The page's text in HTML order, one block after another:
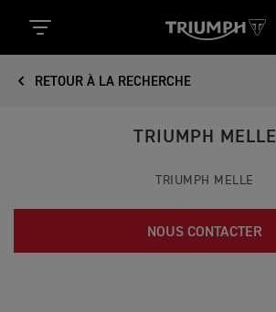
RETOUR À LA RECHERCHE
TRIUMPH MELLE
TRIUMPH MELLE
NOUS CONTACTER